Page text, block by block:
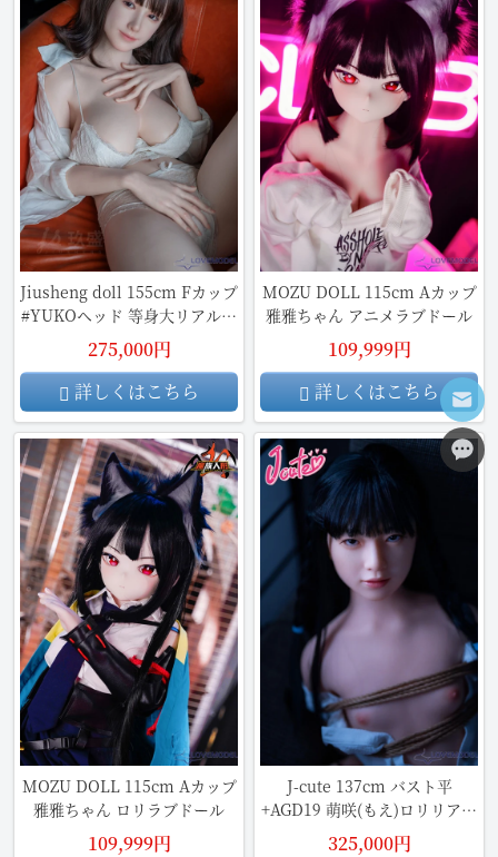
Jiusheng doll 155cm Fカップ
#YUKOヘッド 等身大リアルラ
ブドール
275,000円
詳しくはこちら
MOZU DOLL 115cm Aカップ
雅雅ちゃん アニメラブドール
109,999円
詳しくはこちら
MOZU DOLL 115cm Aカップ
雅雅ちゃん ロリラブドール
109,999円
J-cute 137cm バスト平
+AGD19 萌咲(もえ)ロリリアル
ドール
325,000円